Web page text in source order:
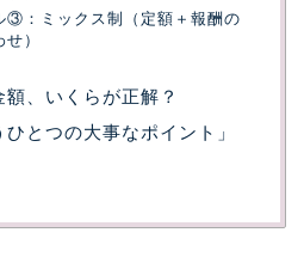
③：ミックス制（定額＋報酬の
）
、いくらが正解？
とつの大事なポイント」